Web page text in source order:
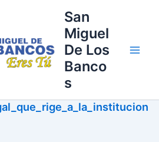
San
Miguel
De Los
Banco
s